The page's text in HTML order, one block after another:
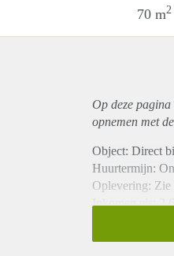
70 m2
Op deze
opnemen met
Object: Direct
Huurtermijn:
Oplevering: Zie
Inkomen eis:
Borg: 1 Maand